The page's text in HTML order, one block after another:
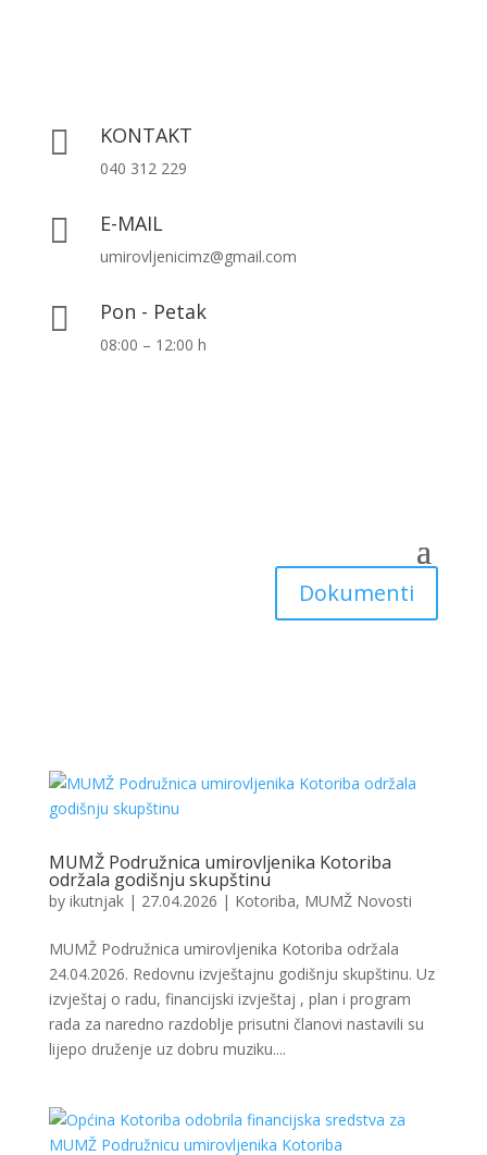
 KONTAKT
040 312 229
 E-MAIL
umirovljenicimz@gmail.com
 Pon - Petak
08:00 – 12:00 h
Dokumenti
MUMŽ Podružnica umirovljenika Kotoriba
održala godišnju skupštinu
by ikutnjak| 27.04.2026 | Kotoriba, MUMŽ Novosti
MUMŽ Podružnica umirovljenika Kotoriba održala
24.04.2026. Redovnu izvještajnu godišnju skupštinu. Uz
izvještaj o radu, financijski izvještaj , plan i program
rada za naredno razdoblje prisutni članovi nastavili su
lijepo druženje uz dobru muziku....